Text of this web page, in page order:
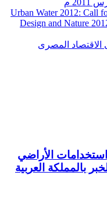
Urban Water 2012: Call
Design and Nature
الاقتصاد المصرى
استخدامات الأراضي
بالمملكة العربية